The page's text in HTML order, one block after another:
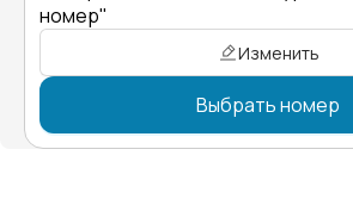
номер"
Изменить
Выбрать номер